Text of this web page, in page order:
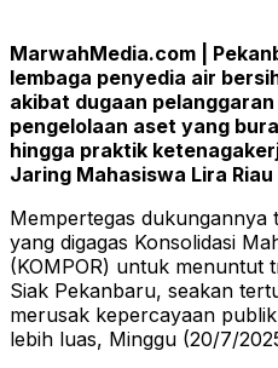
MarwahMedia.com |
lembaga penyedia air
akibat dugaan
pengelolaan aset yang
hingga praktik
Jaring Mahasiswa Lira Riau
Mempertegas dukungannya
yang digagas Konsolidasi
(KOMPOR) untuk menuntut
Siak Pekanbaru, seakan
merusak kepercayaan
lebih luas, Minggu (20/7/